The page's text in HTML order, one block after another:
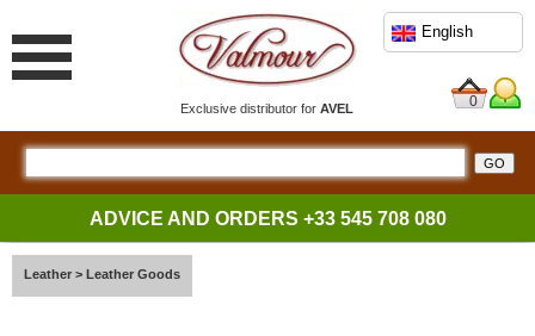
Exclusive distributor forAVEL
English
0
ADVICE AND ORDERS +33 545 708 080
Leather > Leather Goods